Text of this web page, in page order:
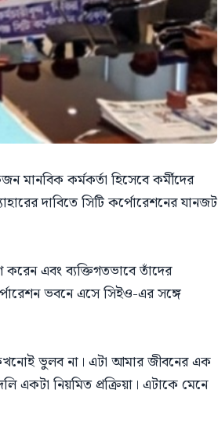
মানবিক কর্মকর্তা হিসেবে কর্মীদের
দাবিতে সিটি কর্পোরেশনের যানজট
এবং ব্যক্তিগতভাবে তাঁদের
ভবনে এসে সিইও-এর সঙ্গে
ভুলব না। এটা আমার জীবনের এক
একটা নিয়মিত প্রক্রিয়া। এটাকে মেনে